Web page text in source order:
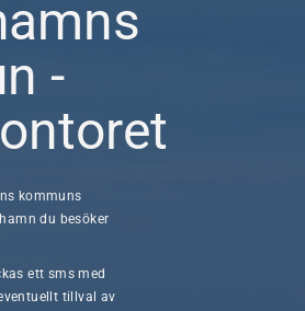
-
kommuns
du besöker
ett sms med
tillval av